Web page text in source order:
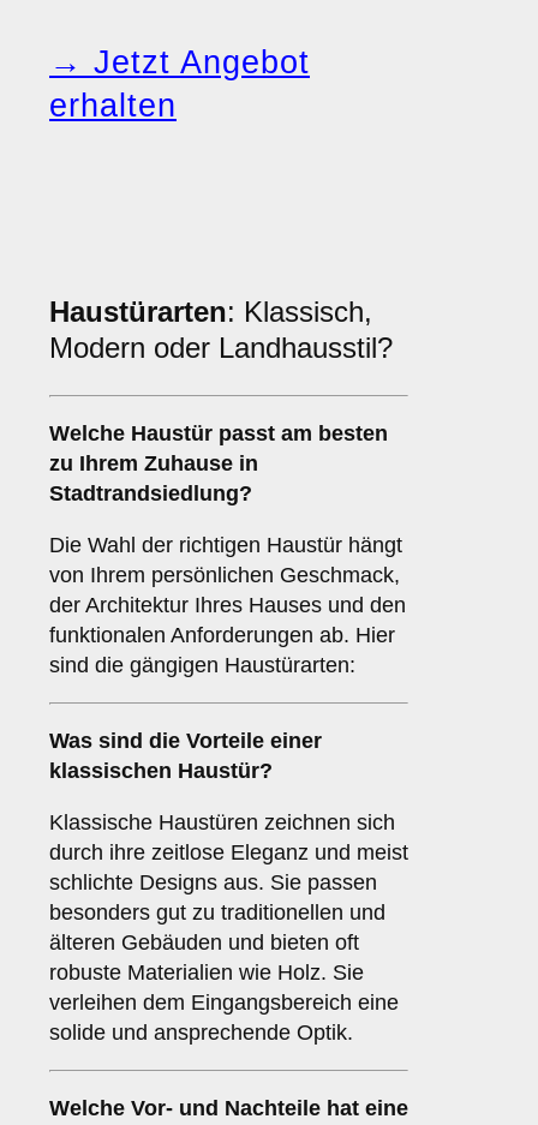
→ Jetzt Angebot
erhalten
Haustürarten: Klassisch,
Modern oder Landhausstil?
Welche Haustür passt am besten
zu Ihrem Zuhause in
Stadtrandsiedlung?
Die Wahl der richtigen Haustür hängt
von Ihrem persönlichen Geschmack,
der Architektur Ihres Hauses und den
funktionalen Anforderungen ab. Hier
sind die gängigen Haustürarten:
Was sind die Vorteile einer
klassischen Haustür?
Klassische Haustüren zeichnen sich
durch ihre zeitlose Eleganz und meist
schlichte Designs aus. Sie passen
besonders gut zu traditionellen und
älteren Gebäuden und bieten oft
robuste Materialien wie Holz. Sie
verleihen dem Eingangsbereich eine
solide und ansprechende Optik.
Welche Vor- und Nachteile hat eine